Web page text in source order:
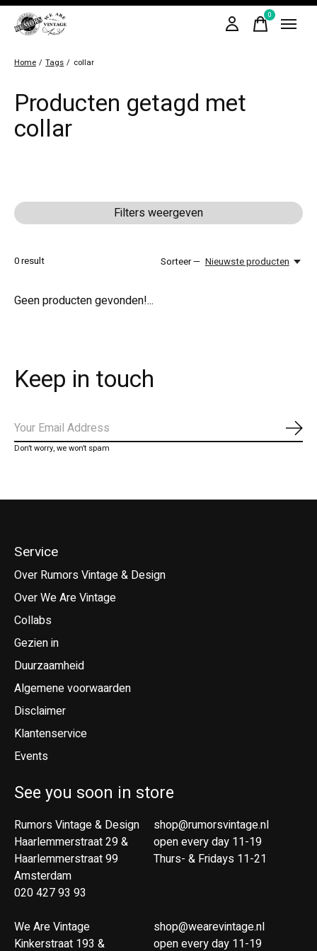
0items
Home / Tags / collar
Producten getagd met
collar
Filters weergeven
0result Sorteer — Nieuwste producten
Geen producten gevonden!...
Keep in touch
Don’t worry, we won’t spam
Service
Over Rumors Vintage & Design
Over We Are Vintage
Collabs
Gezien in
Duurzaamheid
Algemene voorwaarden
Disclaimer
Klantenservice
Events
See you soon in store
Rumors Vintage & Design
Haarlemmerstraat 29 &
Haarlemmerstraat 99
Amsterdam
020 427 93 93
We Are Vintage
Kinkerstraat 193 &
shop@rumorsvintage.nl
open every day 11-19
Thurs- & Fridays 11-21
shop@wearevintage.nl
open every day 11-19